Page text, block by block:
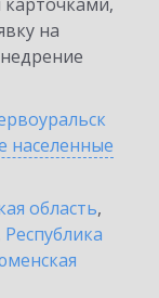
на
населенные
область,
Республика